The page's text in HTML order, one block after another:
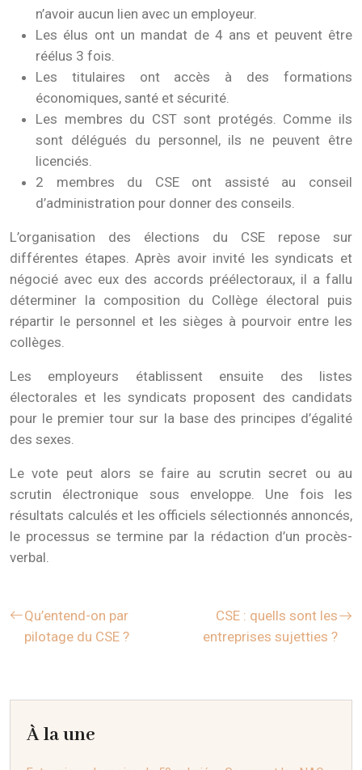
n’avoir aucun lien avec un employeur.
Les élus ont un mandat de 4 ans et peuvent être
réélus 3 fois.
Les titulaires ont accès à des formations
économiques, santé et sécurité.
Les membres du CST sont protégés. Comme ils
sont délégués du personnel, ils ne peuvent être
licenciés.
2 membres du CSE ont assisté au conseil
d’administration pour donner des conseils.
L’organisation des élections du CSE repose sur
différentes étapes. Après avoir invité les syndicats et
négocié avec eux des accords préélectoraux, il a fallu
déterminer la composition du Collège électoral puis
répartir le personnel et les sièges à pourvoir entre les
collèges.
Les employeurs établissent ensuite des listes
électorales et les syndicats proposent des candidats
pour le premier tour sur la base des principes d’égalité
des sexes.
Le vote peut alors se faire au scrutin secret ou au
scrutin électronique sous enveloppe. Une fois les
résultats calculés et les officiels sélectionnés annoncés,
le processus se termine par la rédaction d’un procès-
verbal.
Qu’entend-on par
pilotage du CSE ?
CSE : quells sont les
entreprises sujetties ?
À la une